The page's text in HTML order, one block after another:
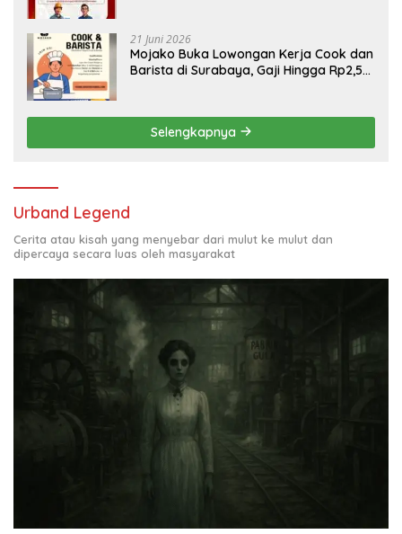
21 Juni 2026
Mojako Buka Lowongan Kerja Cook dan
Barista di Surabaya, Gaji Hingga Rp2,5
Selengkapnya
Urband Legend
Cerita atau kisah yang menyebar dari mulut ke mulut dan
dipercaya secara luas oleh masyarakat